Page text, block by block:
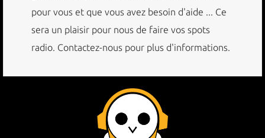
pour vous et que vous avez besoin d'aide ... Ce
sera un plaisir pour nous de faire vos spots
radio. Contactez-nous pour plus d'informations.